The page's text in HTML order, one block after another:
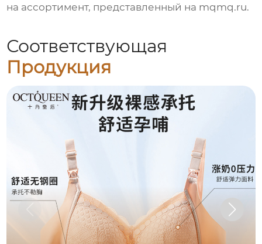
на ассортимент, представленный на mqmq.ru.
Соответствующая
Продукция